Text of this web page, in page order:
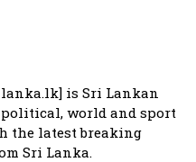
is Sri Lankan
world and sport
the latest breaking
Sri Lanka.